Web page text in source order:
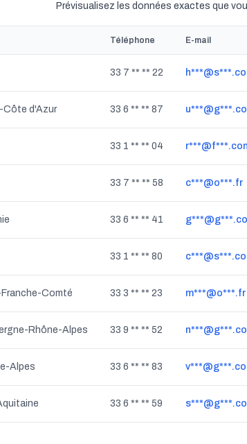
Prévisualisez les données exactes que
Téléphone E-mail
33 7 ** ** 22
Côte d'Azur 33 6 ** ** 87
33 1 ** ** 04
33 7 ** ** 58 c***@o***.fr
33 6 ** ** 41
33 1 ** ** 80
Comté 33 3 ** ** 23 m***@o***.fr
Rhône-Alpes 33 9 ** ** 52
Alpes 33 6 ** ** 83
33 6 ** ** 59